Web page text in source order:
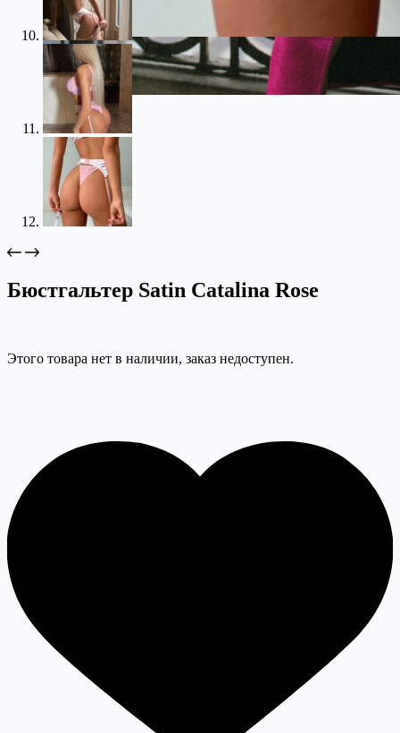
Бюстгальтер Satin Catalina Rose
Этого товара нет в наличии, заказ недоступен.